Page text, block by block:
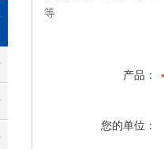
等
产品：
您的单位：